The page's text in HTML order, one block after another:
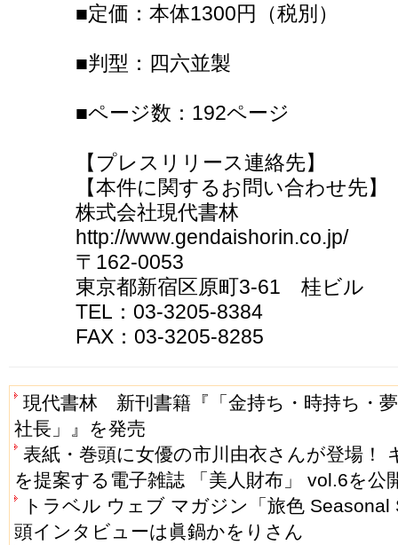
■定価：本体1300円（税別）
■判型：四六並製
■ページ数：192ページ
【プレスリリース連絡先】
【本件に関するお問い合わせ先】
株式会社現代書林
http://www.gendaishorin.co.jp/
〒162-0053
東京都新宿区原町3-61 桂ビル
TEL：03-3205-8384
FAX：03-3205-8285
現代書林 新刊書籍『「金持ち・時持ち・
社長」』を発売
表紙・巻頭に女優の市川由衣さんが登場！
を提案する電子雑誌 「美人財布」 vol.6を公
トラベル ウェブ マガジン「旅色
頭インタビューは眞鍋かをりさん